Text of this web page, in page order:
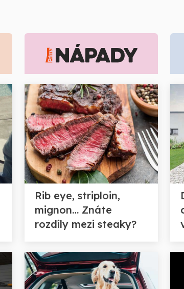
Rib eye, striploin,
mignon… Znáte
rozdíly mezi steaky?